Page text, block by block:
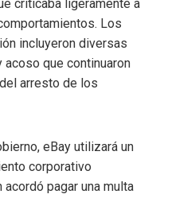
criticaba ligeramente a
Los
incluyeron diversas
que continuaron
arresto de los
eBay utilizará un
corporativo
pagar una multa